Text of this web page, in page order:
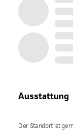
Ausstattung
Der Standort ist